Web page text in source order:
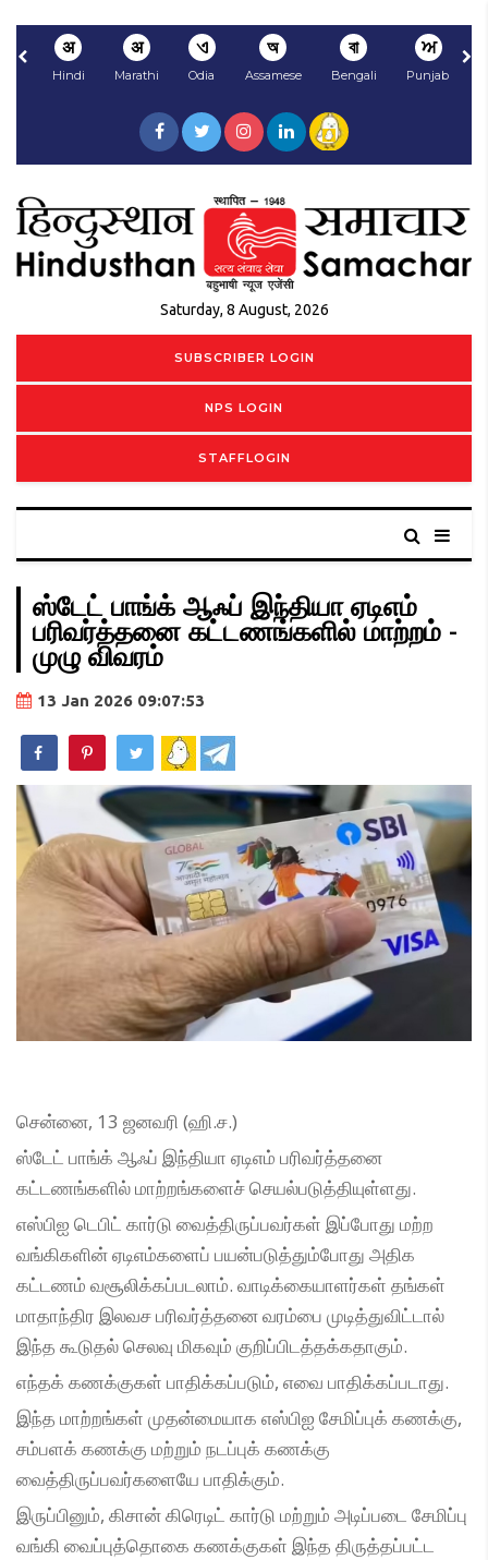
अ
Hindi
अ
Marathi
ଏ
Odia
অ
Assamese
বা
Bengali
ਅ
Punjabi
Saturday, 8 August, 2026
SUBSCRIBER LOGIN
NPS LOGIN
STAFFLOGIN
ஸ்டேட் பாங்க் ஆஃப் இந்தியா ஏடிஎம்
பரிவர்த்தனை கட்டணங்களில் மாற்றம் -
முழு விவரம்
13 Jan 2026 09:07:53
சென்னை, 13 ஜனவரி (ஹி.ச.)
ஸ்டேட் பாங்க் ஆஃப் இந்தியா ஏடிஎம் பரிவர்த்தனை
கட்டணங்களில் மாற்றங்களைச் செயல்படுத்தியுள்ளது.
எஸ்பிஐ டெபிட் கார்டு வைத்திருப்பவர்கள் இப்போது மற்ற
வங்கிகளின் ஏடிஎம்களைப் பயன்படுத்தும்போது அதிக
கட்டணம் வசூலிக்கப்படலாம். வாடிக்கையாளர்கள் தங்கள்
மாதாந்திர இலவச பரிவர்த்தனை வரம்பை முடித்துவிட்டால்
இந்த கூடுதல் செலவு மிகவும் குறிப்பிடத்தக்கதாகும்.
எந்தக் கணக்குகள் பாதிக்கப்படும், எவை பாதிக்கப்படாது.
இந்த மாற்றங்கள் முதன்மையாக எஸ்பிஐ சேமிப்புக் கணக்கு,
சம்பளக் கணக்கு மற்றும் நடப்புக் கணக்கு
வைத்திருப்பவர்களையே பாதிக்கும்.
இருப்பினும், கிசான் கிரெடிட் கார்டு மற்றும் அடிப்படை சேமிப்பு
வங்கி வைப்புத்தொகை கணக்குகள் இந்த திருத்தப்பட்ட